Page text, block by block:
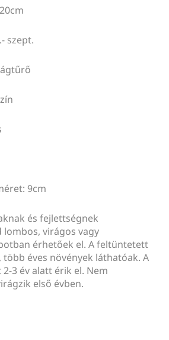
szept.
9cm
és fejlettségnek
virágos vagy
érhetőek el. A feltüntetett
éves növények láthatóak. A
3 év alatt érik el. Nem
első évben.